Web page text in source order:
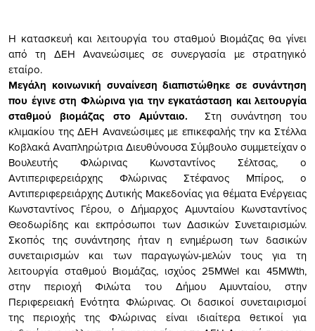
Η κατασκευή και λειτουργία του σταθμού Βιομάζας θα γίνει
από τη ΔΕΗ Ανανεώσιμες σε συνεργασία με στρατηγικό
εταίρο.
Μεγάλη κοινωνική συναίνεση διαπιστώθηκε σε συνάντηση
που έγινε στη Φλώρινα για την εγκατάσταση και λειτουργία
σταθμού βιομάζας στο Αμύνταιο. Στη συνάντηση του
κλιμακίου της ΔΕΗ Ανανεώσιμες με επικεφαλής την κα Στέλλα
Κοβλακά Αναπληρώτρια Διευθύνουσα Σύμβουλο συμμετείχαν ο
Βουλευτής Φλώρινας Κωνσταντίνος Σέλτσας, ο
Αντιπεριφερειάρχης Φλώρινας Στέφανος Μπίρος, ο
Αντιπεριφερειάρχης Δυτικής Μακεδονίας για θέματα Ενέργειας
Κωνσταντίνος Γέρου, ο Δήμαρχος Αμυνταίου Κωνσταντίνος
Θεοδωρίδης και εκπρόσωποι των Δασικών Συνεταιρισμών.
Σκοπός της συνάντησης ήταν η ενημέρωση των δασικών
συνεταιρισμών και των παραγωγών-μελών τους για τη
λειτουργία σταθμού Βιομάζας, ισχύος 25MWel και 45MWth,
στην περιοχή Φιλώτα του Δήμου Αμυνταίου, στην
Περιφερειακή Ενότητα Φλώρινας. Οι δασικοί συνεταιρισμοί
της περιοχής της Φλώρινας είναι ιδιαίτερα θετικοί για